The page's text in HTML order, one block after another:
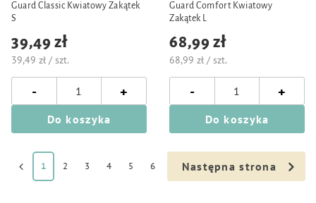
Guard Classic Kwiatowy Zakątek
S
39,49 zł
39,49 zł / szt.
- +
Do koszyka
Guard Comfort Kwiatowy
Zakątek L
68,99 zł
68,99 zł / szt.
- +
Do koszyka
1 2 3 4 5 6 Następna strona